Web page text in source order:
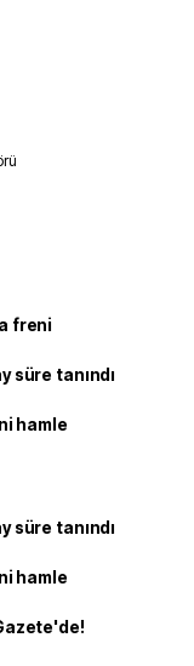
freni
süre tanındı
hamle
süre tanındı
hamle